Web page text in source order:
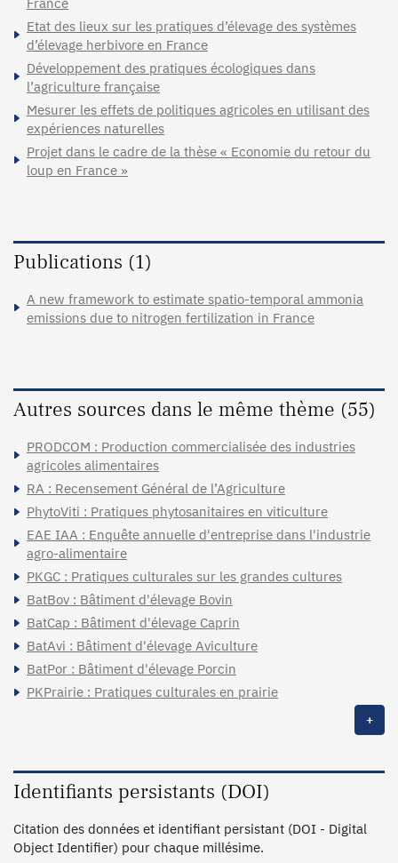
Etat des lieux sur les pratiques d’élevage des systèmes
d’élevage herbivore en France
Développement des pratiques écologiques dans
l’agriculture française
Mesurer les effets de politiques agricoles en utilisant des
expériences naturelles
Projet dans le cadre de la thèse « Economie du retour du
loup en France »
Publications (1)
A new framework to estimate spatio-temporal ammonia
emissions due to nitrogen fertilization in France
Autres sources dans le même thème (55)
PRODCOM : Production commercialisée des industries
agricoles alimentaires
RA : Recensement Général de l’Agriculture
PhytoViti : Pratiques phytosanitaires en viticulture
EAE IAA : Enquête annuelle d'entreprise dans l'industrie
agro-alimentaire
PKGC : Pratiques culturales sur les grandes cultures
BatBov : Bâtiment d'élevage Bovin
BatCap : Bâtiment d'élevage Caprin
BatAvi : Bâtiment d'élevage Aviculture
BatPor : Bâtiment d'élevage Porcin
PKPrairie : Pratiques culturales en prairie
+
Identifiants persistants (DOI)
Citation des données et identifiant persistant (DOI - Digital
Object Identifier) pour chaque millésime.